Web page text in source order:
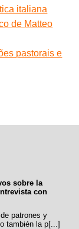
italiana
de Matteo
pastorais e
sobre la
con
patrones y
también la p[...]